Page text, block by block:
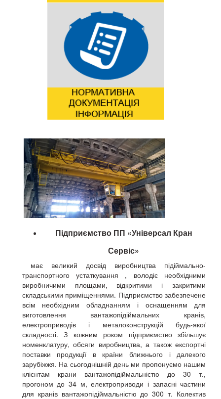
Підприємство ПП «Універсал Кран
Сервіс»
має великий досвід виробництва підіймально-
транспортного устаткування , володіє необхідними
виробничими площами, відкритими і закритими
складськими приміщеннями. Підприємство забезпечене
всім необхідним обладнанням і оснащенням для
виготовлення вантажопідіймальних кранів,
електроприводів і металоконструкцій будь-якої
складності. З кожним роком підприємство збільшує
номенклатуру, обсяги виробництва, а також експортні
поставки продукції в країни ближнього і далекого
зарубіжжя. На сьогоднішній день ми пропонуємо нашим
клієнтам крани вантажопідіймальністю до 30 т.,
прогоном до 34 м, електроприводи і запасні частини
для кранів вантажопідіймальністю до 300 т. Колектив